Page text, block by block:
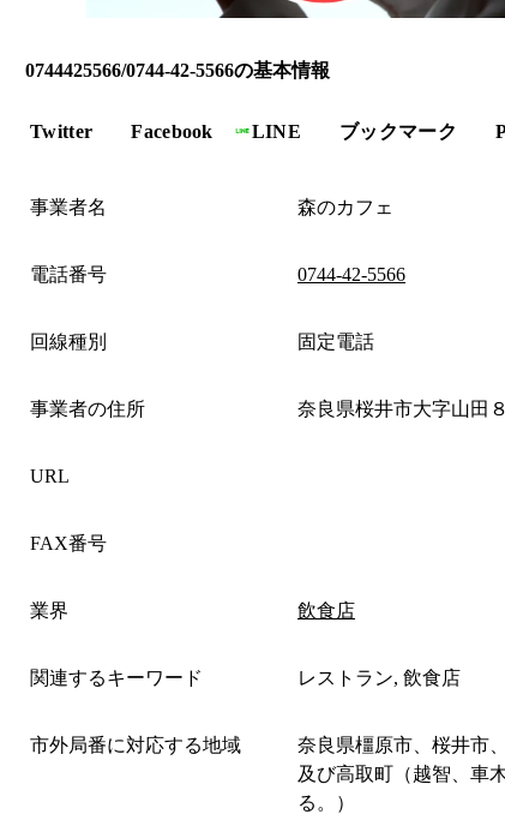
0744425566/0744-42-5566の基本情報
Twitter Facebook LINE ブックマーク
事業者名 森のカフェ
電話番号 0744-42-5566
回線種別 固定電話
事業者の住所 奈良県桜井市大字山田
URL
FAX番号
業界 飲食店
関連するキーワード レストラン, 飲食店
市外局番に対応する地域
奈良県橿原市、桜井市
及び高取町（越智、車
る。）